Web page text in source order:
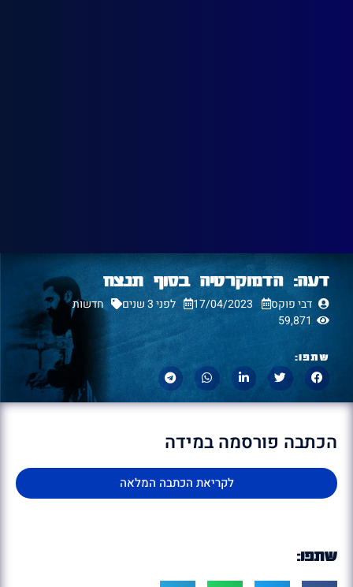
דעה: הדמוקרטיה בסוף תנצח
דבי פוקס 17/04/2023 לפני 3 שנים
חדשות
59,871
שתפו:
הכתבה פורסמה במידה
לקריאת הכתבה המלאה
שתפו: